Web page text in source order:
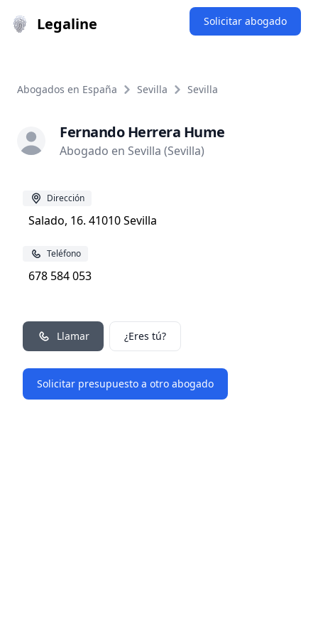
Legaline Solicitar abogado
Abogados en España Sevilla Sevilla
Fernando Herrera Hume
Abogado en Sevilla (Sevilla)
Dirección
Salado, 16. 41010 Sevilla
Teléfono
678 584 053
Llamar ¿Eres tú?
Solicitar presupuesto a otro abogado